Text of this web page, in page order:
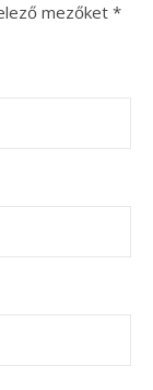
mezőket *